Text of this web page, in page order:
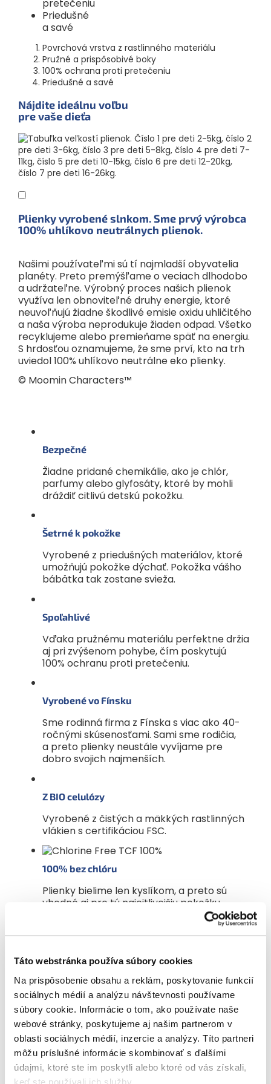
Táto webstránka používa súbory cookies
Na prispôsobenie obsahu a reklám, poskytovanie funkcií
sociálnych médií a analýzu návštevnosti používame
súbory cookie. Informácie o tom, ako používate naše
webové stránky, poskytujeme aj našim partnerom v
oblasti sociálnych médií, inzercie a analýzy. Títo partneri
môžu príslušné informácie skombinovať s ďalšími
údajmi, ktoré ste im poskytli alebo ktoré od vás získali,
keď ste používali ich služby.
pretečeniu
Priedušné
a savé
Povrchová vrstva z rastlinného materiálu
Pružné a prispôsobivé boky
100% ochrana proti pretečeniu
Priedušné a savé
Nájdite ideálnu voľbu
pre vaše dieťa
Plienky vyrobené slnkom. Sme prvý výrobca
100% uhlíkovo neutrálnych plienok.
Našimi používateľmi sú tí najmladší obyvatelia
planéty. Preto premýšľame o veciach dlhodobo
a udržateľne. Výrobný proces našich plienok
využíva len obnoviteľné druhy energie, ktoré
neuvoľňujú žiadne škodlivé emisie oxidu uhličitého
a naša výroba neprodukuje žiaden odpad. Všetko
recyklujeme alebo premieňame späť na energiu.
S hrdosťou oznamujeme, že sme prví, kto na trh
uviedol 100% uhlíkovo neutrálne eko plienky.
© Moomin Characters™
Bezpečné
Žiadne pridané chemikálie, ako je chlór,
parfumy alebo glyfosáty, ktoré by mohli
dráždiť citlivú detskú pokožku.
Šetrné k pokožke
Vyrobené z priedušných materiálov, ktoré
umožňujú pokožke dýchať. Pokožka vášho
bábätka tak zostane svieža.
Spoľahlivé
Vďaka pružnému materiálu perfektne držia
aj pri zvýšenom pohybe, čím poskytujú
100% ochranu proti pretečeniu.
Vyrobené vo Fínsku
Sme rodinná firma z Fínska s viac ako 40-
ročnými skúsenosťami. Sami sme rodičia,
a preto plienky neustále vyvíjame pre
dobro svojich najmenších.
Z BIO celulózy
Vyrobené z čistých a mäkkých rastlinných
vlákien s certifikáciou FSC.
100% bez chlóru
Plienky bielime len kyslíkom, a preto sú
vhodné aj pre tú najcitlivejšiu pokožku.
Z čoho sú plienky Muumi Baby vyrobené? Čo
obsahujú?
v našich plienkach je čistá, 100% celulóza
z fínskych lesov s certifikátom FSC. Celulóza,
ktorú používame, je bielená kyslíkom, vďaka
čomu je 100% bez chlóru. Savé jadro je obalené
netkanou textíliou, ktorá má nepremokavé
a odpudzujúce vlastnosti. V absorpčnej vrstve
sme s celulózou zmiešali malé množstvo
superabsorpčných polymérov (SAP).
Superabsorbent, ktorý používame, je plne
overený, bezpečný a alergicky testovaný
materiál, ktorý sa v detských plienkach používa